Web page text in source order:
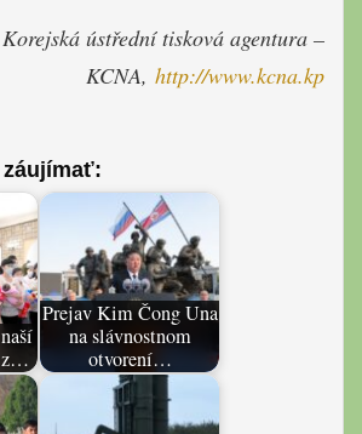
Korejská ústřední tisková agentura –
KCNA, http://www.kcna.kp
záujímať:
z…
Prejav Kim Čong Una
na slávnostnom
otvorení…